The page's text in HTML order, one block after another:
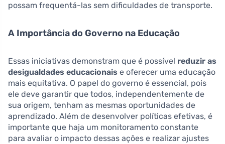
possam frequentá-las sem dificuldades de transporte.
A Importância do Governo na Educação
Essas iniciativas demonstram que é possível reduzir as
desigualdades educacionais e oferecer uma educação
mais equitativa. O papel do governo é essencial, pois
ele deve garantir que todos, independentemente de
sua origem, tenham as mesmas oportunidades de
aprendizado. Além de desenvolver políticas efetivas, é
importante que haja um monitoramento constante
para avaliar o impacto dessas ações e realizar ajustes